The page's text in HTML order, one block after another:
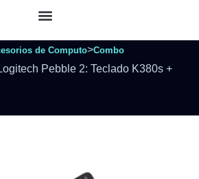
de Computo>Combo
Pebble 2: Teclado K380s +